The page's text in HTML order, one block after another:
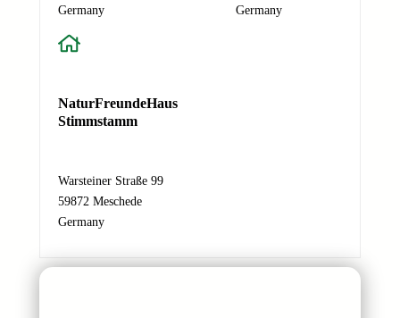
e
s
a
r
i
c
t
Germany
Germany
NaturFreundeHaus
Stimmstamm
Warsteiner Straße 99
59872 Meschede
Germany